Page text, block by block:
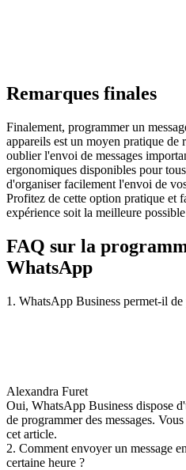
Remarques finales
Finalement, programmer un
appareils est un moyen pratique de
oublier l'envoi de messages
ergonomiques disponibles pour
d'organiser facilement l'envoi de
Profitez de cette option pratique et
expérience soit la meilleure
FAQ sur la
WhatsApp
1. WhatsApp Business permet-il de
Alexandra Furet
Oui, WhatsApp Business dispose
de programmer des messages.
cet article.
2. Comment envoyer un message
certaine heure ?